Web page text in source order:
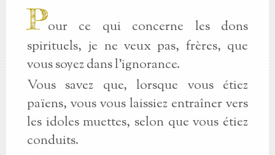
Pour ce qui concerne les dons
spirituels, je ne veux pas, frères, que
vous soyez dans l'ignorance.
Vous savez que, lorsque vous étiez
païens, vous vous laissiez entraîner vers
les idoles muettes, selon que vous étiez
conduits.